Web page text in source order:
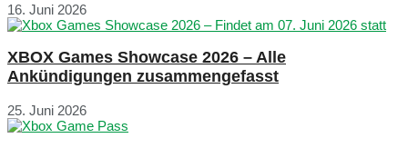
16. Juni 2026
XBOX Games Showcase 2026 – Alle
Ankündigungen zusammengefasst
25. Juni 2026